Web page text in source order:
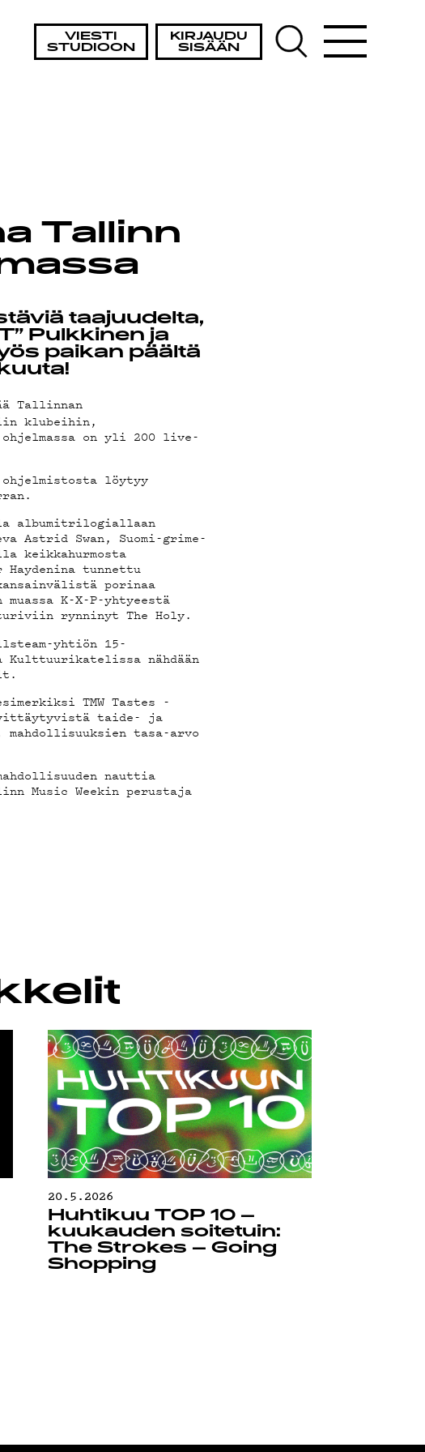
VIESTI
STUDIOON
KIRJAUDU
SISÄÄN
Tallinn
taajuudelta,
Pulkkinen ja
paikan päältä
Tallinnan
klubeihin,
on yli 200 live-
löytyy
albumitrilogiallaan
Astrid Swan, Suomi-grime-
keikkahurmosta
Haydenina tunnettu
porinaa
K-X-P-yhtyeestä
rynninyt The Holy.
yhtiön 15-
nähdään
TMW Tastes -
taide- ja
mahdollisuuksien tasa-arvo
nauttia
Music Weekin perustaja
20.5.2026
Huhtikuu TOP 10 –
kuukauden soitetuin:
The Strokes – Going
Shopping